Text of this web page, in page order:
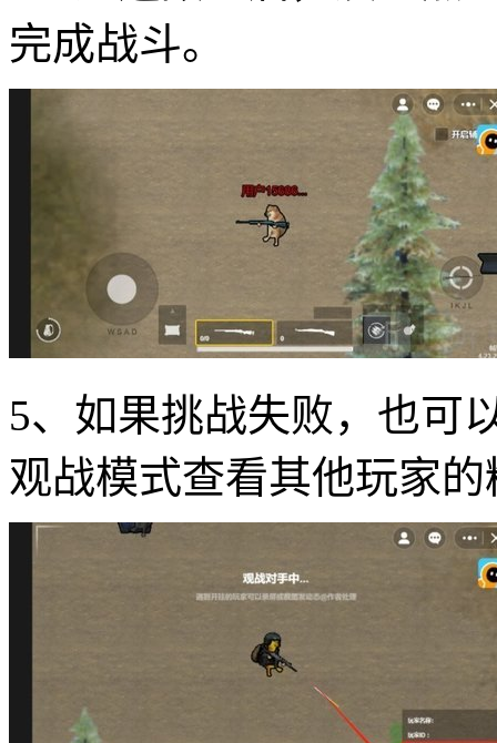
完成战斗。
5、如果挑战失败，也可
观战模式查看其他玩家